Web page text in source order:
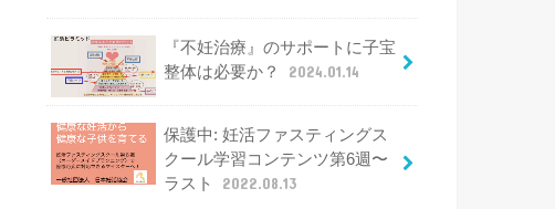
『不妊治療』のサポートに子宝
整体は必要か？
2024.01.14
保護中: 妊活ファスティングス
クール学習コンテンツ第6週〜
ラスト
2022.08.13